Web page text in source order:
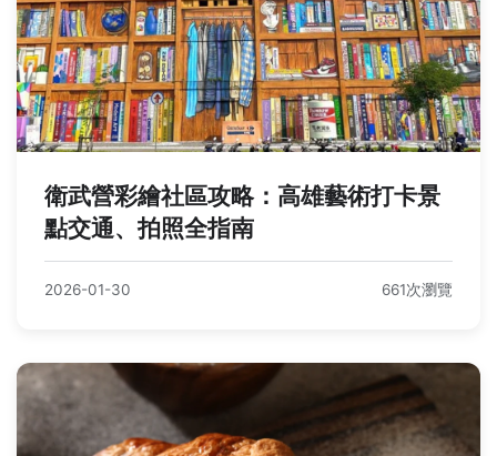
衛武營彩繪社區攻略：高雄藝術打卡景
點交通、拍照全指南
2026-01-30 661次瀏覽